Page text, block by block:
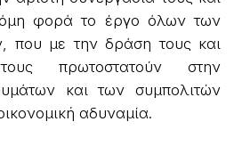
φορά το έργο όλων των
που με την δράση τους και
πρωτοστατούν στην
και των συμπολιτών
αδυναμία.